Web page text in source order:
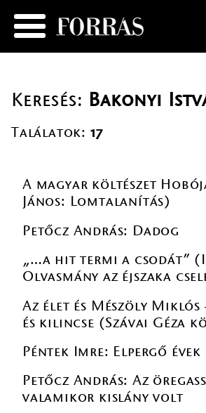
Keresés: Bakonyi
Találatok: 17
A magyar költészet
János: Lomtalanítás)
Petőcz András: Dadog
„…a hit termi a csodát”
Olvasmány az éjszaka
Az élet és Mészöly Miklós
és kilincse (Szávai Géza
Péntek Imre: Elpergő évek
Petőcz András: Az
valamikor kislány volt